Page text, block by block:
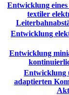
Entwicklung
textiler
Entwicklung
Entwicklung
Entwicklung
adaptierten